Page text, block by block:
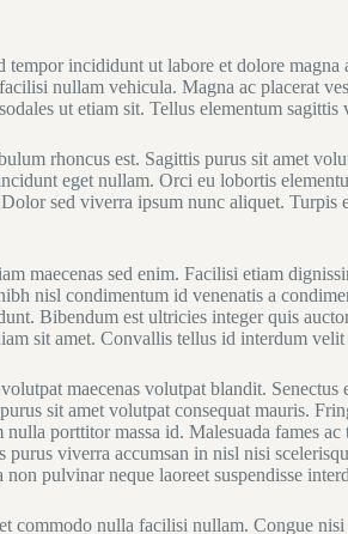
incididunt ut labore et dolore
nullam vehicula. Magna ac placerat
ut etiam sit. Tellus elementum
rhoncus est. Sagittis purus sit amet
eget nullam. Orci eu lobortis
sed viverra ipsum nunc aliquet. Turpis
maecenas sed enim. Facilisi etiam
nisl condimentum id venenatis a
Bibendum est ultricies integer quis
sit amet. Convallis tellus id interdum
maecenas volutpat blandit.
sit amet volutpat consequat mauris.
porttitor massa id. Malesuada fames
viverra accumsan in nisl nisi
pulvinar neque laoreet suspendisse
nulla facilisi nullam. Congue